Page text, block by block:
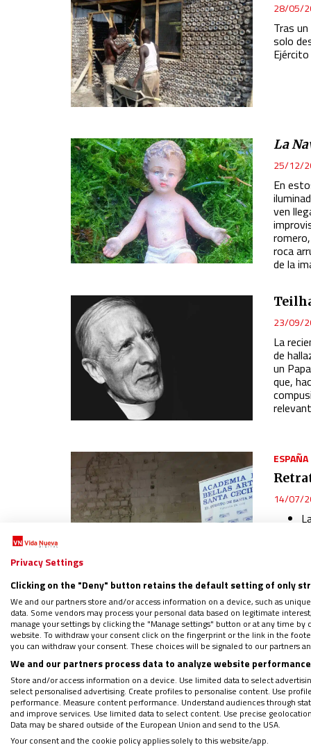
28/05/
Tras
solo
La
25/12/
En
ven
roca
de la
23/09/
La
de
un
que,
ESPAÑA
14/07/
Henri
11/04/
La
del
y de la
Privacy Settings
Clicking on the "Deny" button retains the default setting of only
We and our partners store and/or access information on a device, such as
data. Some vendors may process your personal data based on legitimate
manage your settings by clicking the "Manage settings" button or at any time
website. To withdraw your consent click on the fingerprint or the link in the
you can withdraw your consent. These choices will be signaled to our partners
We and our partners process data to analyze website
Store and/or access information on a device. Use limited data to select
select personalised advertising. Create profiles to personalise content. Use
performance. Measure content performance. Understand audiences through
and improve services. Use limited data to select content. Use precise
Data may be shared outside of the European Union and send to the USA.
Your consent and the cookie policy applies solely to this website/app.